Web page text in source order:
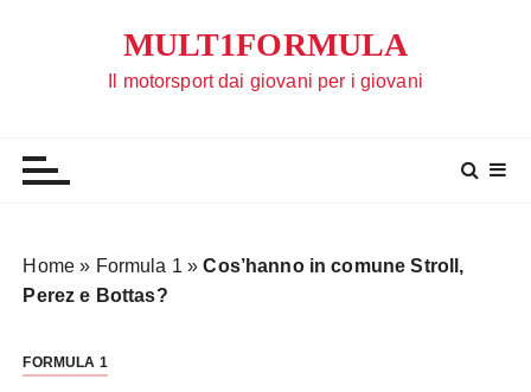
MULT1FORMULA
Il motorsport dai giovani per i giovani
Home » Formula 1 »Cos’hanno in comune Stroll,
Perez e Bottas?
FORMULA 1